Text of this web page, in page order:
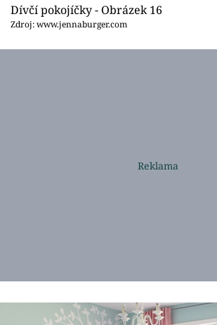
Dívčí pokojíčky - Obrázek 16
Zdroj: www.jennaburger.com